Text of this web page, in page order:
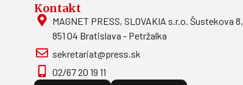
Kontakt
MAGNET PRESS, SLOVAKIA s.r.o. Šustekova 8,
851 04 Bratislava - Petržalka
sekretariat@press.sk
02/67 20 19 11